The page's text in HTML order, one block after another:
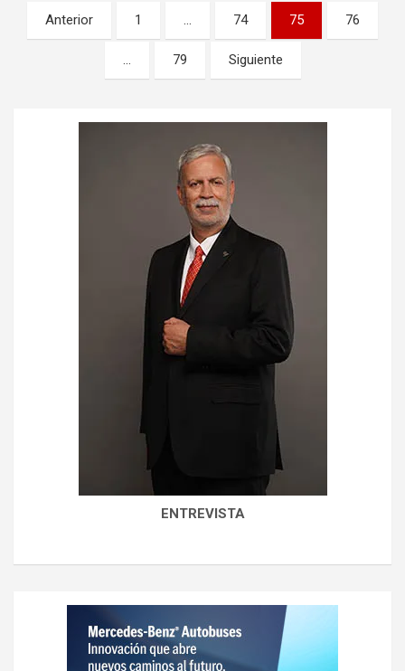
Navegación
de
Anterior 1 … 74 75 76
… 79 Siguiente
ENTREVISTA